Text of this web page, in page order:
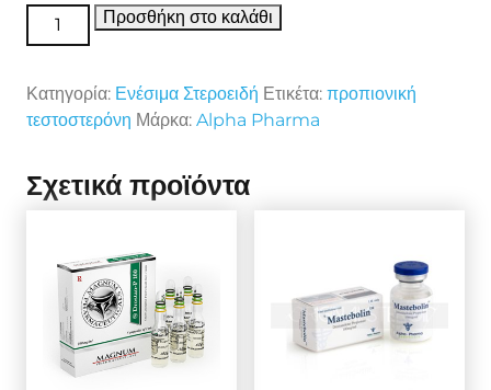
Ενέσιμα Στεροειδή Testorapid (αμπούλες) ποσότητα
Προσθήκη στο καλάθι
Κατηγορία: Ενέσιμα Στεροειδή Ετικέτα: προπιονική
τεστοστερόνη Μάρκα: Alpha Pharma
Σχετικά προϊόντα